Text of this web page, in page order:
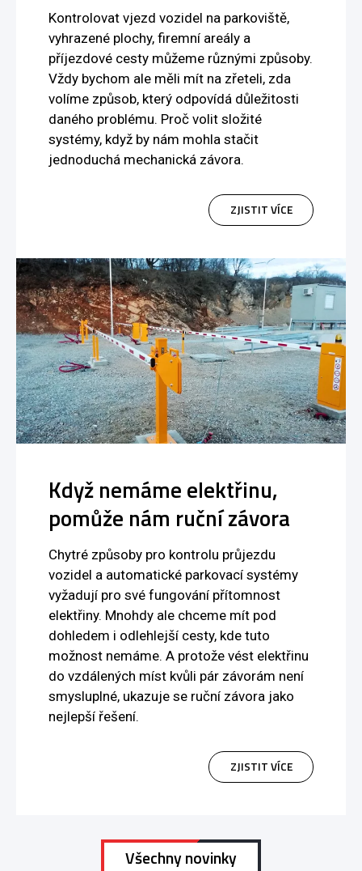
Kontrolovat vjezd vozidel na parkoviště,
vyhrazené plochy, firemní areály a
příjezdové cesty můžeme různými způsoby.
Vždy bychom ale měli mít na zřeteli, zda
volíme způsob, který odpovídá důležitosti
daného problému. Proč volit složité
systémy, když by nám mohla stačit
jednoduchá mechanická závora.
ZJISTIT VÍCE
Když nemáme elektřinu,
pomůže nám ruční závora
Chytré způsoby pro kontrolu průjezdu
vozidel a automatické parkovací systémy
vyžadují pro své fungování přítomnost
elektřiny. Mnohdy ale chceme mít pod
dohledem i odlehlejší cesty, kde tuto
možnost nemáme. A protože vést elektřinu
do vzdálených míst kvůli pár závorám není
smysluplné, ukazuje se ruční závora jako
nejlepší řešení.
ZJISTIT VÍCE
Všechny novinky